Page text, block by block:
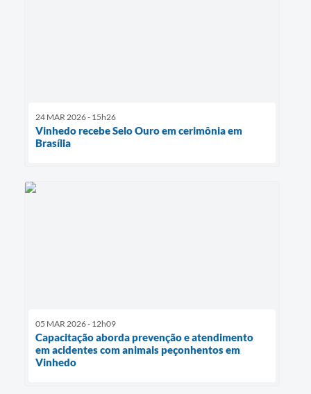
24 MAR 2026 - 15h26
Vinhedo recebe Selo Ouro em cerimônia em
Brasília
05 MAR 2026 - 12h09
Capacitação aborda prevenção e atendimento
em acidentes com animais peçonhentos em
Vinhedo